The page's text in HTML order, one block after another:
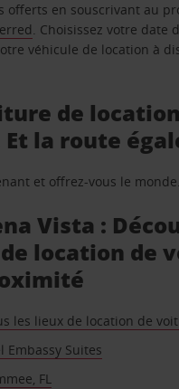
offerts en souscrivant au
. Choisissez votre date
véhicule de location à
de
la route
et offrez-vous le monde.
Vista :
location de
les lieux de location de
Embassy Suites
FL